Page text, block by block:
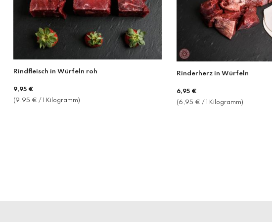
Rindfleisch in Würfeln roh
Normaler
Preis
9,95 €
(9,95 € / 1 Kilogramm)
Rinderherz in Würfeln
Normaler
Preis
6,95 €
(6,95 € / 1 Kilogramm)